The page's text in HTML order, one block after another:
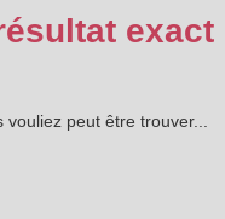
exact
vouliez peut être trouver...